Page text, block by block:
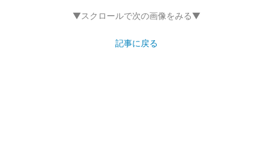
▼スクロールで次の画像をみる▼
記事に戻る